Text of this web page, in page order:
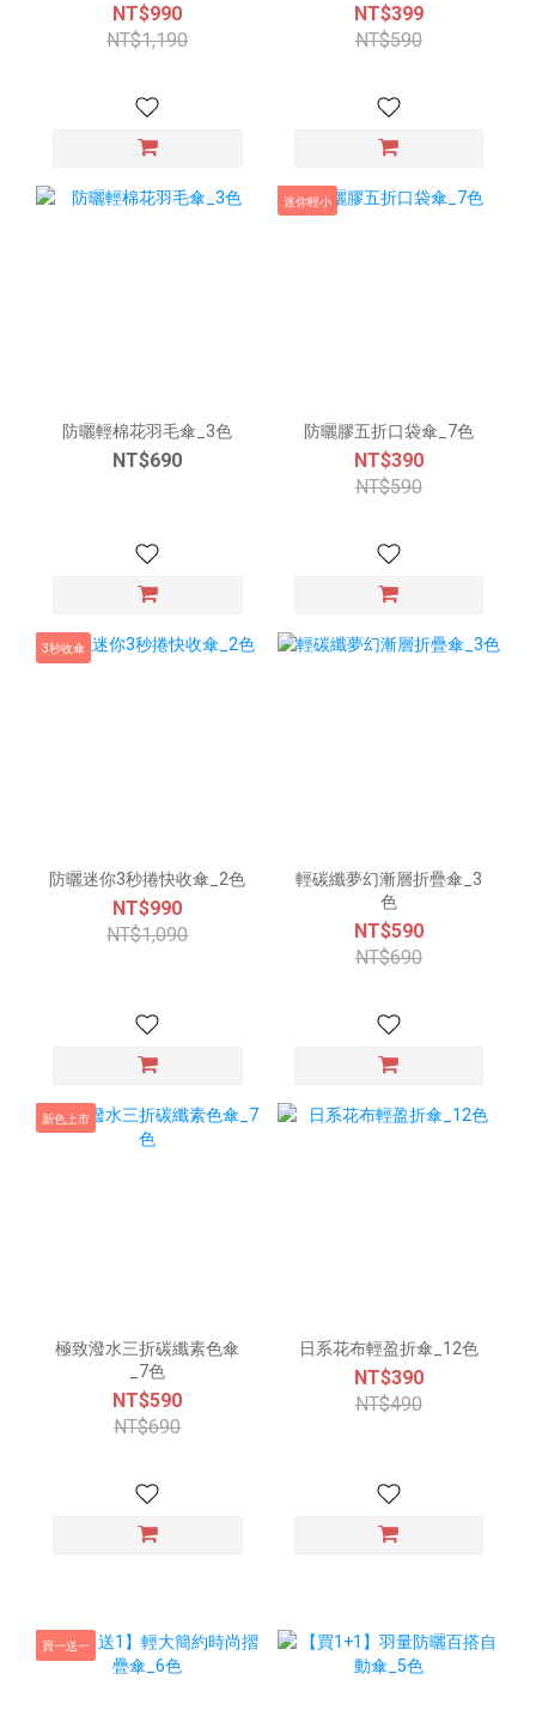
NT$990
NT$1,190
NT$399
NT$590
防曬輕棉花羽毛傘_3色
NT$690
迷你輕小
防曬膠五折口袋傘_7色
NT$390
NT$590
3秒收傘
防曬迷你3秒捲快收傘_2色
NT$990
NT$1,090
輕碳纖夢幻漸層折疊傘_3
色
NT$590
NT$690
新色上市
極致潑水三折碳纖素色傘
_7色
NT$590
NT$690
日系花布輕盈折傘_12色
NT$390
NT$490
買一送一